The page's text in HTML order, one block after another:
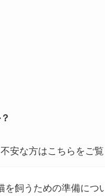
安な方はこちらをご覧
を飼うための準備に